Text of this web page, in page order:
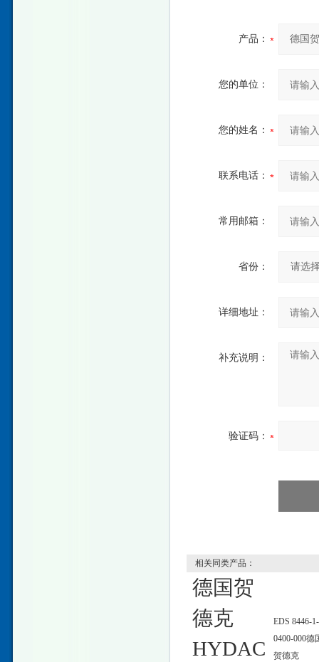
产品：
您的单位：
您的姓名：
联系电话：
常用邮箱：
省份：
详细地址：
补充说明：
验证码：
相关同类产品：
德国贺
德克
HYDAC
EDS 8446-1-
0400-000德
贺德克